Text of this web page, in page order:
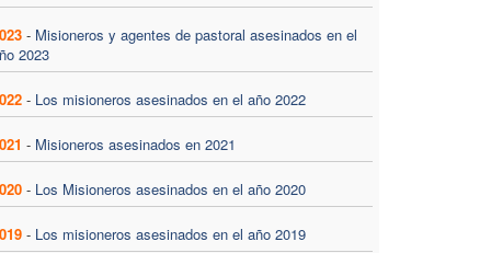
- Misioneros y agentes de pastoral asesinados en el
2023
- Los misioneros asesinados en el año 2022
- Misioneros asesinados en 2021
- Los Misioneros asesinados en el año 2020
- Los misioneros asesinados en el año 2019